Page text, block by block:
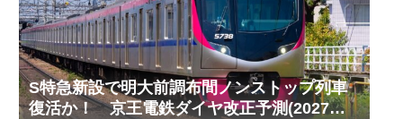
S特急新設で明大前調布間ノンストップ列車
復活か！ 京王電鉄ダイヤ改正予測(2027年